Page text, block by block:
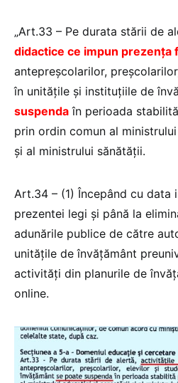
„Art.33 – Pe durata stării de
didactice ce impun prezența
antepreşcolarilor,
în unităţile şi instituţiile de
suspenda în perioada
prin ordin comun al
și al ministrului sănătății.
Art.34 – (1) Începând cu data
prezentei legi și până la
adunările publice de către
unităţile de învăţământ
activităţi din planurile de
online.